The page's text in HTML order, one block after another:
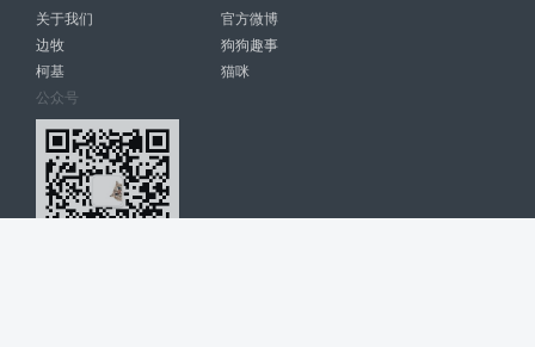
关于我们
官方微博
边牧
狗狗趣事
柯基
猫咪
公众号